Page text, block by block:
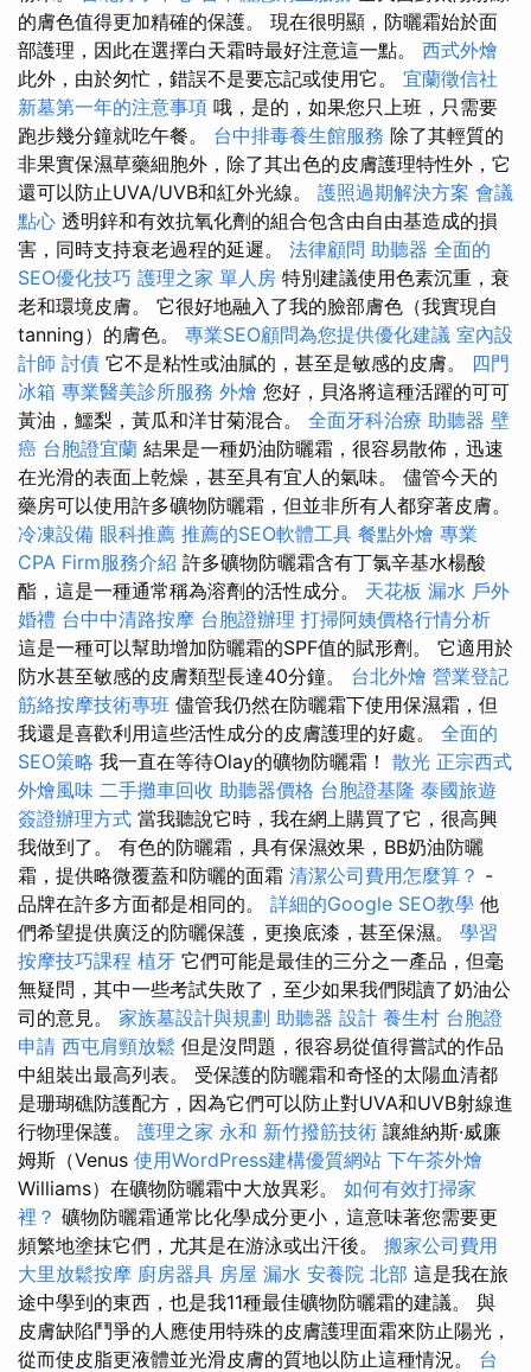
的膚色值得更加精確的保護。 現在很明顯，防曬霜始於面
部護理，因此在選擇白天霜時最好注意這一點。 西式外燴
此外，由於匆忙，錯誤不是要忘記或使用它。 宜蘭徵信社
新墓第一年的注意事項 哦，是的，如果您只上班，只需要
跑步幾分鐘就吃午餐。 台中排毒養生館服務 除了其輕質的
非果實保濕草藥細胞外，除了其出色的皮膚護理特性外，它
還可以防止UVA/UVB和紅外光線。 護照過期解決方案 會議
點心 透明鋅和有效抗氧化劑的組合包含由自由基造成的損
害，同時支持衰老過程的延遲。 法律顧問 助聽器 全面的
SEO優化技巧 護理之家 單人房 特別建議使用色素沉重，衰
老和環境皮膚。 它很好地融入了我的臉部膚色（我實現自
tanning）的膚色。 專業SEO顧問為您提供優化建議 室內設
計師 討債 它不是粘性或油膩的，甚至是敏感的皮膚。 四門
冰箱 專業醫美診所服務 外燴 您好，貝洛將這種活躍的可可
黃油，鱷梨，黃瓜和洋甘菊混合。 全面牙科治療 助聽器 壁
癌 台胞證宜蘭 結果是一種奶油防曬霜，很容易散佈，迅速
在光滑的表面上乾燥，甚至具有宜人的氣味。 儘管今天的
藥房可以使用許多礦物防曬霜，但並非所有人都穿著皮膚。
冷凍設備 眼科推薦 推薦的SEO軟體工具 餐點外燴 專業
CPA Firm服務介紹 許多礦物防曬霜含有丁氯辛基水楊酸
酯，這是一種通常稱為溶劑的活性成分。 天花板 漏水 戶外
婚禮 台中中清路按摩 台胞證辦理 打掃阿姨價格行情分析
這是一種可以幫助增加防曬霜的SPF值的賦形劑。 它適用於
防水甚至敏感的皮膚類型長達40分鐘。 台北外燴 營業登記
筋絡按摩技術專班 儘管我仍然在防曬霜下使用保濕霜，但
我還是喜歡利用這些活性成分的皮膚護理的好處。 全面的
SEO策略 我一直在等待Olay的礦物防曬霜！ 散光 正宗西式
外燴風味 二手攤車回收 助聽器價格 台胞證基隆 泰國旅遊
簽證辦理方式 當我聽說它時，我在網上購買了它，很高興
我做到了。 有色的防曬霜，具有保濕效果，BB奶油防曬
霜，提供略微覆蓋和防曬的面霜 清潔公司費用怎麼算？ -
品牌在許多方面都是相同的。 詳細的Google SEO教學 他
們希望提供廣泛的防曬保護，更換底漆，甚至保濕。 學習
按摩技巧課程 植牙 它們可能是最佳的三分之一產品，但毫
無疑問，其中一些考試失敗了，至少如果我們閱讀了奶油公
司的意見。 家族墓設計與規劃 助聽器 設計 養生村 台胞證
申請 西屯肩頸放鬆 但是沒問題，很容易從值得嘗試的作品
中組裝出最高列表。 受保護的防曬霜和奇怪的太陽血清都
是珊瑚礁防護配方，因為它們可以防止對UVA和UVB射線進
行物理保護。 護理之家 永和 新竹撥筋技術 讓維納斯·威廉
姆斯（Venus 使用WordPress建構優質網站 下午茶外燴
Williams）在礦物防曬霜中大放異彩。 如何有效打掃家
裡？ 礦物防曬霜通常比化學成分更小，這意味著您需要更
頻繁地塗抹它們，尤其是在游泳或出汗後。 搬家公司費用
大里放鬆按摩 廚房器具 房屋 漏水 安養院 北部 這是我在旅
途中學到的東西，也是我11種最佳礦物防曬霜的建議。 與
皮膚缺陷鬥爭的人應使用特殊的皮膚護理面霜來防止陽光，
從而使皮脂更液體並光滑皮膚的質地以防止這種情況。 台